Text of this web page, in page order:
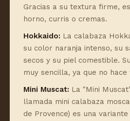
Gracias a su textura firme,
horno, curris o cremas.
Hokkaido: La calabaza
su color naranja intenso, su
secos y su piel comestible.
muy sencilla, ya que no
Mini Muscat: La "Mini
llamada mini calabaza
de Provence) es una